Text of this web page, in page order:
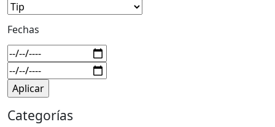
Fechas
Categorías